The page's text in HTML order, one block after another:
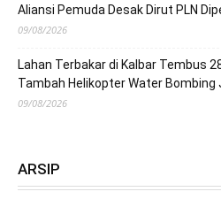
Aliansi Pemuda Desak Dirut PLN
09/08/2026
Lahan Terbakar di Kalbar Tembus
Tambah Helikopter Water Bombing
09/08/2026
ARSIP